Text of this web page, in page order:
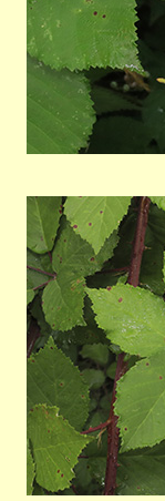
Bild